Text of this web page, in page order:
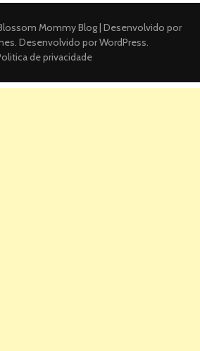
Mommy Blog | Desenvolvido por
. Desenvolvido porWordPress.
de privacidade